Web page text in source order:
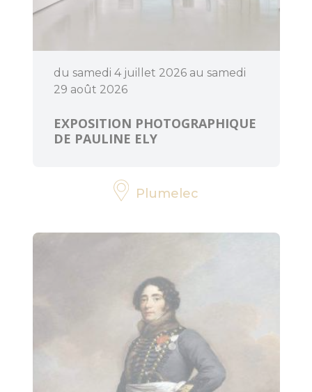
du samedi 4 juillet 2026 au samedi
29 août 2026
EXPOSITION PHOTOGRAPHIQUE
DE PAULINE ELY
Plumelec